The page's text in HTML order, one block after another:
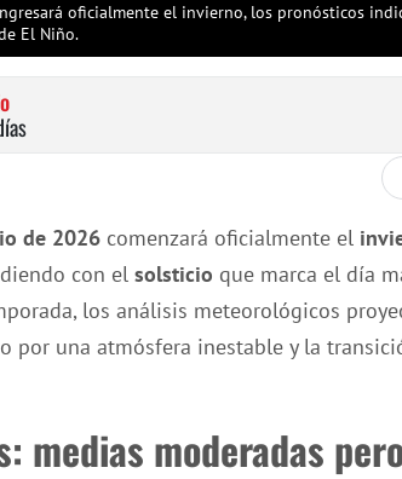
oficialmente el invierno, los pronósticos
El Niño.
de 2026 comenzará oficialmente el
con el solsticio que marca el día
los análisis meteorológicos
por una atmósfera inestable y la
medias moderadas